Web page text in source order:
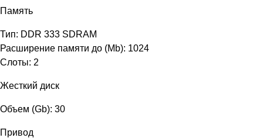
Память
Тип: DDR 333 SDRAM
Расширение памяти до (Mb): 1024
Слоты: 2
Жесткий диск
Объем (Gb): 30
Привод